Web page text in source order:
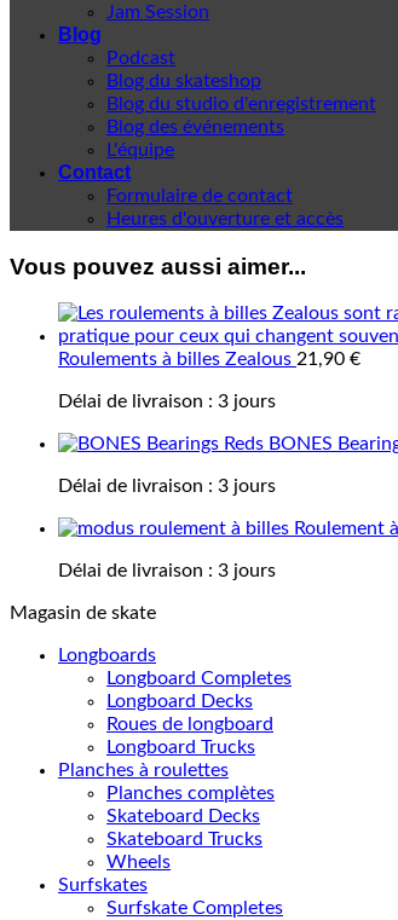
Jam Session
Blog
Podcast
Blog du skateshop
Blog du studio d'enregistrement
Blog des événements
L'équipe
Contact
Formulaire de contact
Heures d'ouverture et accès
Vous pouvez aussi aimer...
Roulements à billes Zealous 21,90 €
Délai de livraison : 3 jours
BONES
Délai de livraison : 3 jours
Roulement
Délai de livraison : 3 jours
Magasin de skate
Longboards
Longboard Completes
Longboard Decks
Roues de longboard
Longboard Trucks
Planches à roulettes
Planches complètes
Skateboard Decks
Skateboard Trucks
Wheels
Surfskates
Surfskate Completes